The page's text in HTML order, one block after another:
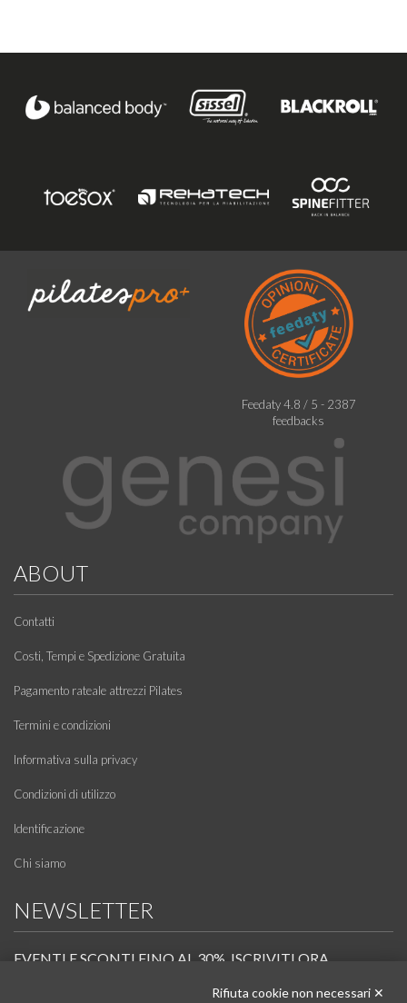
Feedaty4.8 / 5 - 2387
feedbacks
ABOUT
Contatti
Costi, Tempi e Spedizione Gratuita
Pagamento rateale attrezzi Pilates
Termini e condizioni
Informativa sulla privacy
Condizioni di utilizzo
Identificazione
Chi siamo
NEWSLETTER
EVENTI E SCONTI FINO AL 30%. ISCRIVITI ORA.
Scopri in anteprima i nuovi prodotti, le promozioni riservate ai professionisti e resta
Rifiuta cookie non necessari ✕